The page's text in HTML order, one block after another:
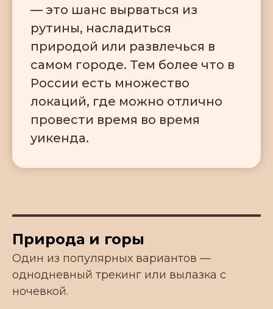
— это шанс вырваться из
рутины, насладиться
природой или развлечься в
самом городе. Тем более что в
России есть множество
локаций, где можно отлично
провести время во время
уикенда.
Природа и горы
Один из популярных вариантов —
однодневный трекинг или вылазка с
ночевкой.